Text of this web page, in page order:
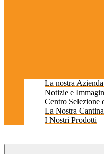
La nostra
Notizie e
Centro Selezione
La Nostra Cantina
I Nostri Prodotti